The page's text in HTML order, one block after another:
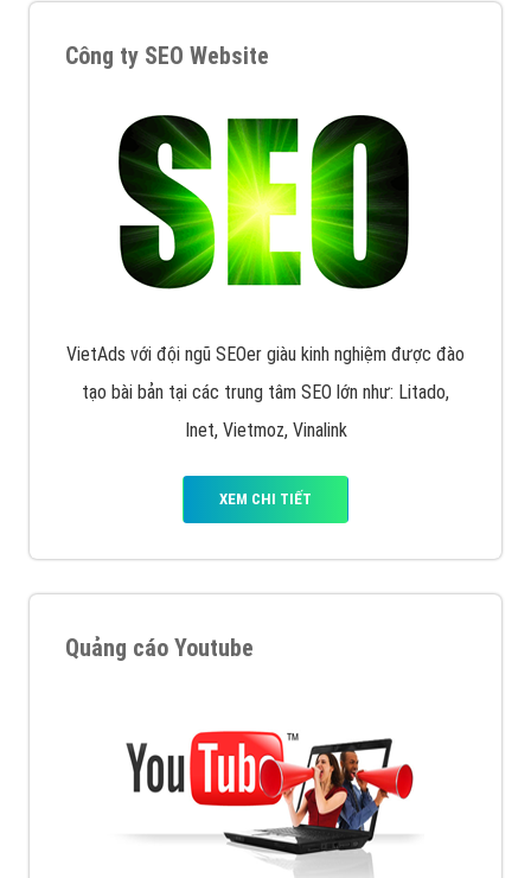
Công ty SEO Website
VietAds với đội ngũ SEOer giàu kinh nghiệm được đào
tạo bài bản tại các trung tâm SEO lớn như: Litado,
Inet, Vietmoz, Vinalink
XEM CHI TIẾT
Quảng cáo Youtube